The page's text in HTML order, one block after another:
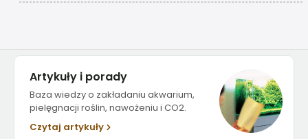
Artykuły i porady
Baza wiedzy o zakładaniu akwarium,
pielęgnacji roślin, nawożeniu i CO2.
Czytaj artykuły